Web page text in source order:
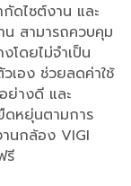
ดไซต์งาน และ
น สามารถควบคุม
โดยไม่จำเป็น
เอง ช่วยลดค่าใช้
ย่างดี และ
ดหยุ่นตามการ
นกล้อง VIGI
รี